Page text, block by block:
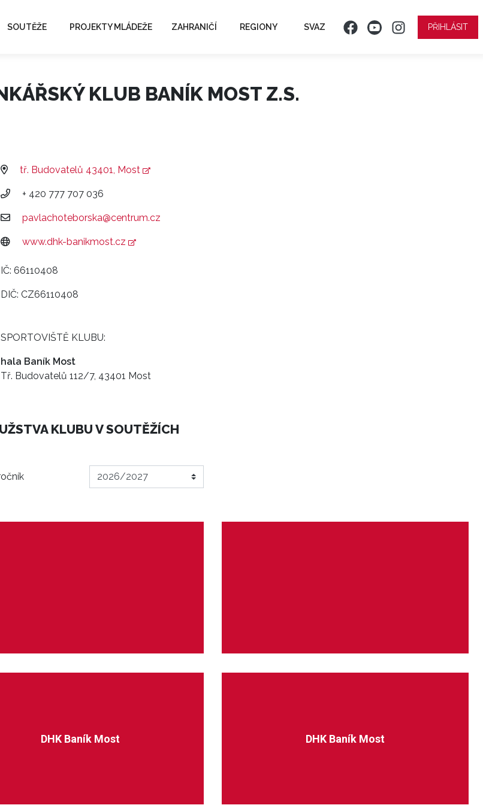
SOUTĚŽE PROJEKTY MLÁDEŽE ZAHRANIČÍ REGIONY SVAZ PŘIHLÁSIT
KLUB BANÍK MOST Z.S.
tř. Budovatelů 43401, Most
+ 420 777 707 036
pavlachoteborska@centrum.cz
www.dhk-banikmost.cz
IČ: 66110408
DIČ: CZ66110408
SPORTOVIŠTĚ KLUBU:
hala Baník Most
Tř. Budovatelů 112/7, 43401 Most
KLUBU V SOUTĚŽÍCH
DHK Baník Most DHK Baník Most